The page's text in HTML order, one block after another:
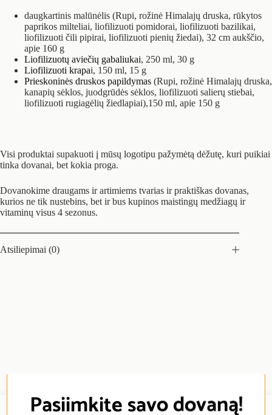
daugkartinis malūnėlis (Rupi, rožinė Himalajų druska, rūkytos
paprikos milteliai, liofilizuoti pomidorai, liofilizuoti bazilikai,
liofilizuoti čili pipirai, liofilizuoti pienių žiedai), 32 cm aukščio,
apie 160 g
Liofilizuotų aviečių gabaliukai, 250 ml, 30 g
Liofilizuoti krapai, 150 ml, 15 g
Prieskoninės druskos papildymas (Rupi, rožinė Himalajų druska,
kanapių sėklos, juodgrūdės sėklos, liofilizuoti salierų stiebai,
liofilizuoti rugiagėlių žiedlapiai),150 ml, apie 150 g
Visi produktai supakuoti į mūsų logotipu pažymėtą dėžutę, kuri puikiai
tinka dovanai, bet kokia proga.
Dovanokime draugams ir artimiems tvarias ir praktiškas dovanas,
kurios ne tik nustebins, bet ir bus kupinos maistingų medžiagų ir
vitaminų visus 4 sezonus.
Atsiliepimai (0)
Pasiimkite savo dovaną!